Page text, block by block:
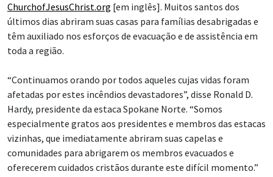
ChurchofJesusChrist.org [em inglês]. Muitos santos dos
últimos dias abriram suas casas para famílias desabrigadas e
têm auxiliado nos esforços de evacuação e de assistência em
toda a região.
“Continuamos orando por todos aqueles cujas vidas foram
afetadas por estes incêndios devastadores”, disse Ronald D.
Hardy, presidente da estaca Spokane Norte. “Somos
especialmente gratos aos presidentes e membros das estacas
vizinhas, que imediatamente abriram suas capelas e
comunidades para abrigarem os membros evacuados e
oferecerem cuidados cristãos durante este difícil momento.”